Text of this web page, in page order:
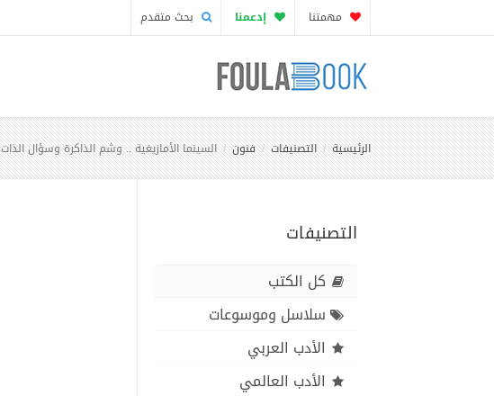
مهمتنا إدعمنا بحث متقدم
الرئيسية التصنيفات فنون السينما الأمازيغية .. وشم الذاكرة وسؤال الذات
التصنيفات
كل الكتب
سلاسل وموسوعات
الأدب العربي
الأدب العالمي